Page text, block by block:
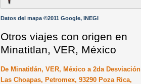
Datos del mapa ©2011 Google, INEGI
Otros viajes con origen en
Minatitlan, VER, México
De Minatitlán, VER, México a 2da Desviación
Las Choapas, Petromex, 93290 Poza Rica,